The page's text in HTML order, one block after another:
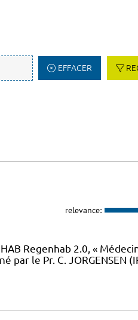
EFFACER
relevance:
Regenhab 2.0, «
le Pr. C. JORGENSEN